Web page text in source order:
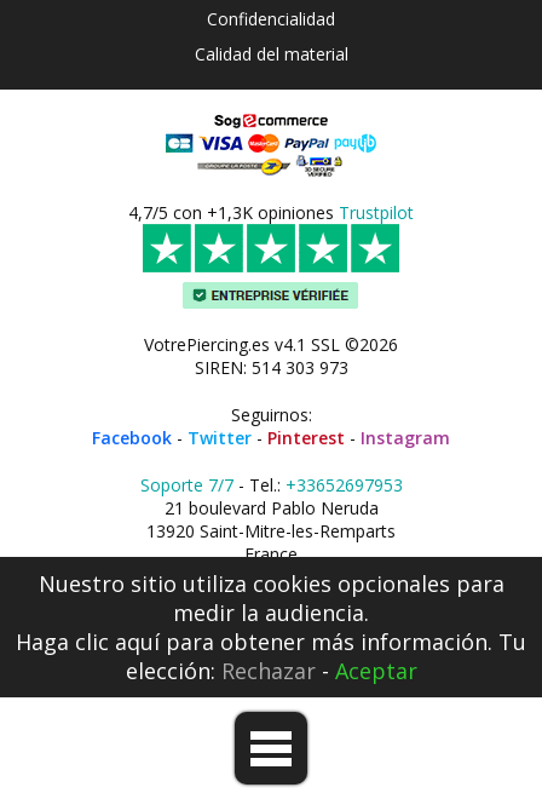
Confidencialidad
Calidad del material
4,7/5 con +1,3K opiniones Trustpilot
VotrePiercing.es v4.1 SSL ©2026
SIREN: 514 303 973
Seguirnos:
Facebook - Twitter - Pinterest - Instagram
Soporte 7/7- Tel.: +33652697953
21 boulevard Pablo Neruda
13920 Saint-Mitre-les-Remparts
France
Nuestro sitio utiliza cookies opcionales para
medir la audiencia.
Haga clic aquípara obtener más información. Tu
elección: Rechazar- Aceptar